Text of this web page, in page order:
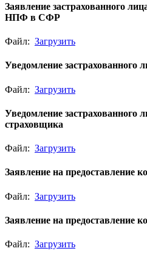
Заявление застрахованного
НПФ в CФР
Файл: Загрузить
Уведомление застрахованного
Файл: Загрузить
Уведомление застрахованного
страховщика
Файл: Загрузить
Заявление на предоставление
Файл: Загрузить
Заявление на предоставление
Файл: Загрузить